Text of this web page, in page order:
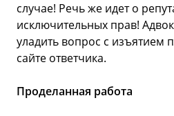
случае! Речь же идет о
исключительных прав!
уладить вопрос с изъятием
сайте ответчика.
Проделанная работа